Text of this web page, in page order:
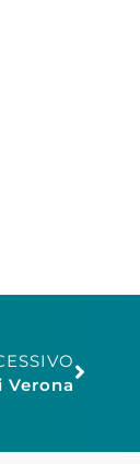
Verona